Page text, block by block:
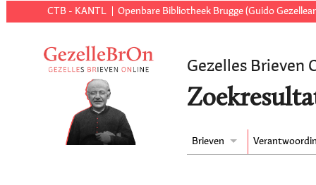
CTB - KANTL Openbare Bibliotheek Brugge (Guido
Gezelles Brieven
Brieven